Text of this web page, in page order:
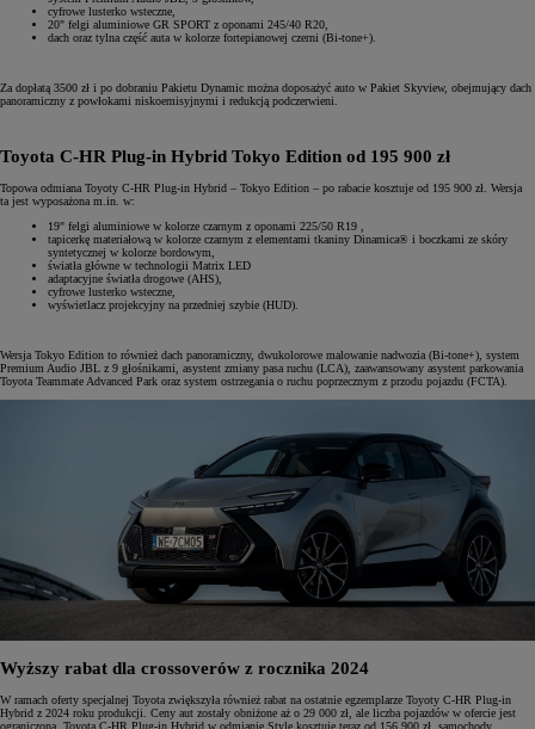
cyfrowe lusterko wsteczne,
20" felgi aluminiowe GR SPORT z oponami 245/40 R20,
dach oraz tylna część auta w kolorze fortepianowej czerni (Bi-tone+).
Za dopłatą 3500 zł i po dobraniu Pakietu Dynamic można doposażyć auto w Pakiet Skyview, obejmujący dach
panoramiczny z powłokami niskoemisyjnymi i redukcją podczerwieni.
Toyota C-HR Plug-in Hybrid Tokyo Edition od 195 900 zł
Topowa odmiana Toyoty C-HR Plug-in Hybrid – Tokyo Edition – po rabacie kosztuje od 195 900 zł. Wersja
ta jest wyposażona m.in. w:
19" felgi aluminiowe w kolorze czarnym z oponami 225/50 R19 ,
tapicerkę materiałową w kolorze czarnym z elementami tkaniny Dinamica® i boczkami ze skóry
syntetycznej w kolorze bordowym,
światła główne w technologii Matrix LED
adaptacyjne światła drogowe (AHS),
cyfrowe lusterko wsteczne,
wyświetlacz projekcyjny na przedniej szybie (HUD).
Wersja Tokyo Edition to również dach panoramiczny, dwukolorowe malowanie nadwozia (Bi-tone+), system
Premium Audio JBL z 9 głośnikami, asystent zmiany pasa ruchu (LCA), zaawansowany asystent parkowania
Toyota Teammate Advanced Park oraz system ostrzegania o ruchu poprzecznym z przodu pojazdu (FCTA).
Wyższy rabat dla crossoverów z rocznika 2024
W ramach oferty specjalnej Toyota zwiększyła również rabat na ostatnie egzemplarze Toyoty C-HR Plug-in
Hybrid z 2024 roku produkcji. Ceny aut zostały obniżone aż o 29 000 zł, ale liczba pojazdów w ofercie jest
ograniczona. Toyota C-HR Plug-in Hybrid w odmianie Style kosztuje teraz od 156 900 zł, samochody